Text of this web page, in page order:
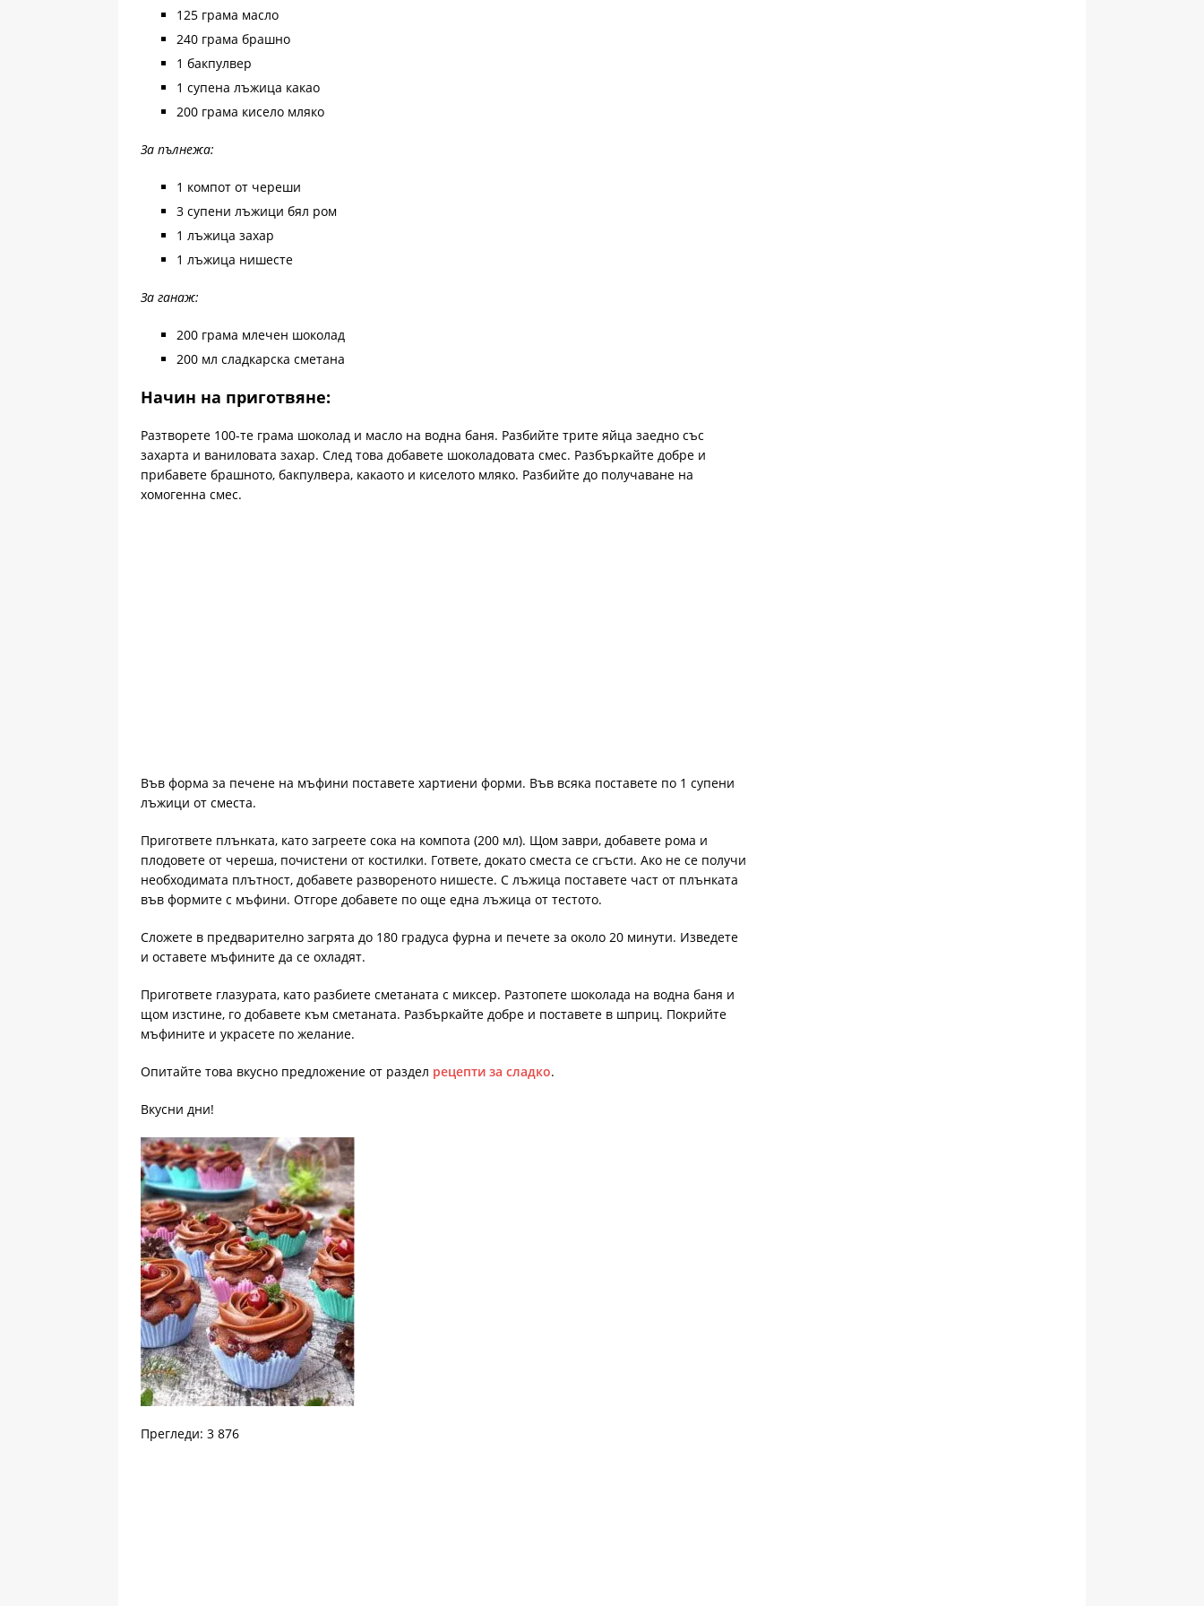
125 грама масло
240 грама брашно
1 бакпулвер
1 супена лъжица какао
200 грама кисело мляко
За пълнежа:
1 компот от череши
3 супени лъжици бял ром
1 лъжица захар
1 лъжица нишесте
За ганаж:
200 грама млечен шоколад
200 мл сладкарска сметана
Начин на приготвяне:
Разтворете 100-те грама шоколад и масло на водна баня. Разбийте трите яйца заедно със
захарта и ваниловата захар. След това добавете шоколадовата смес. Разбъркайте добре и
прибавете брашното, бакпулвера, какаото и киселото мляко. Разбийте до получаване на
хомогенна смес.
Във форма за печене на мъфини поставете хартиени форми. Във всяка поставете по 1 супени
лъжици от сместа.
Пригответе плънката, като загреете сока на компота (200 мл). Щом заври, добавете рома и
плодовете от череша, почистени от костилки. Гответе, докато сместа се сгъсти. Ако не се получи
необходимата плътност, добавете развореното нишесте. С лъжица поставете част от плънката
във формите с мъфини. Отгоре добавете по още една лъжица от тестото.
Сложете в предварително загрята до 180 градуса фурна и печете за около 20 минути. Изведете
и оставете мъфините да се охладят.
Пригответе глазурата, като разбиете сметаната с миксер. Разтопете шоколада на водна баня и
щом изстине, го добавете към сметаната. Разбъркайте добре и поставете в шприц. Покрийте
мъфините и украсете по желание.
Опитайте това вкусно предложение от раздел рецепти за сладко.
Вкусни дни!
Прегледи: 3 876